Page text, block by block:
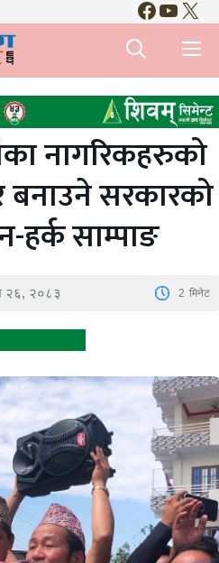
X
नागरिकहरुको
सरकारको
हर्क साम्पाङ
२६, २०८३ 2 मिनेट